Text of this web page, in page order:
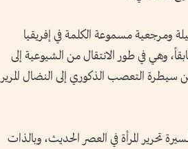
ومرجعية مسموعة الكلمة في إفريقيا
وهي في طور الانتقال من الشيوعية إلى
من سيطرة التعصب الذكوري إلى النضال المرير
تحرير المرأة في العصر الحديث، وبالذات